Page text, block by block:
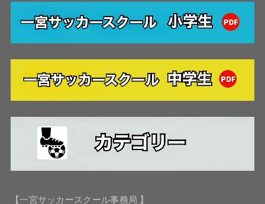
【一宮サッカースクール事務局 】